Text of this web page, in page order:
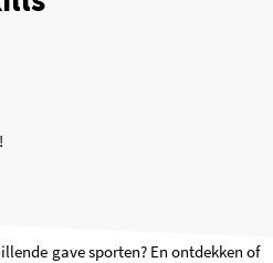
gave sporten? En ontdekken of